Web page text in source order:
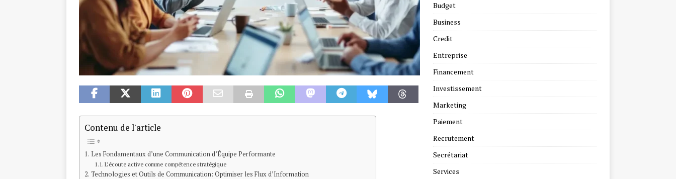
Contenu de l'article
Les Fondamentaux d’une Communication d’Équipe Performante
L’écoute active comme compétence stratégique
Technologies et Outils de Communication: Optimiser les Flux d’Information
Budget
Business
Credit
Entreprise
Financement
Investissement
Marketing
Paiement
Recrutement
Secrétariat
Services